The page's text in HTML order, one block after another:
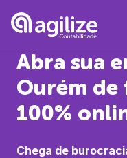
Abra sua
Ourém de
100%
Chega de